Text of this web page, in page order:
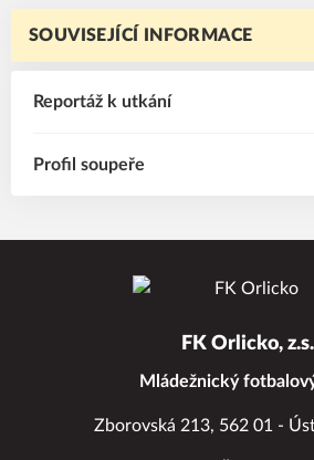
SOUVISEJÍCÍ INFORMACE
Reportáž k utkání
Profil soupeře
FK Orlicko, z.s.
Mládežnický
Zborovská 213, 562 01 -